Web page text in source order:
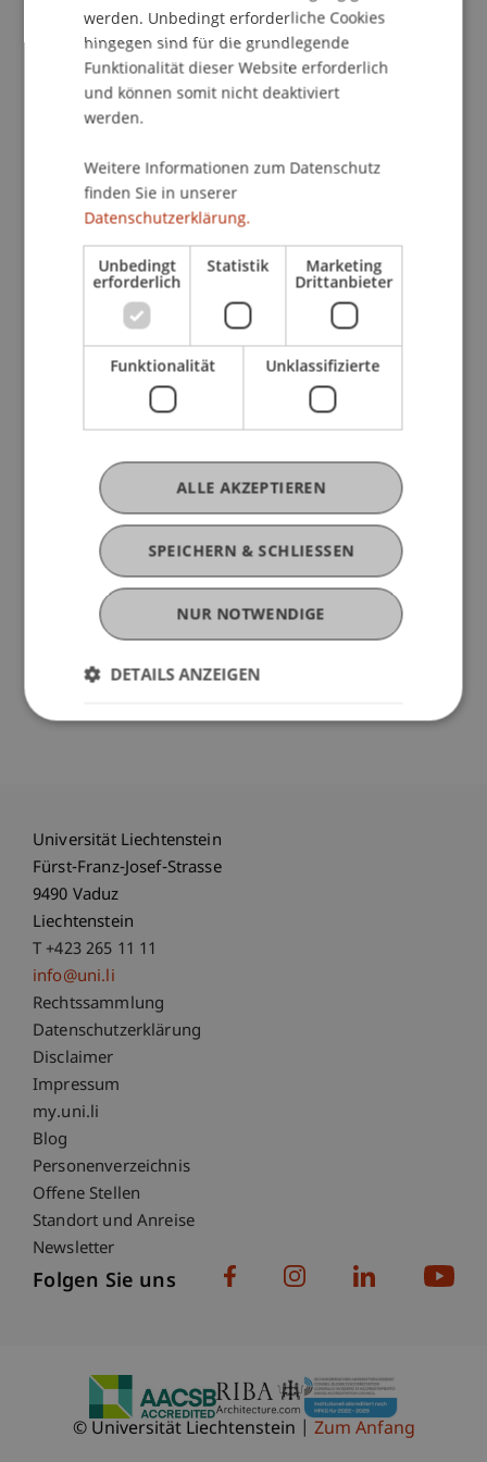
wissenschaftliche Leistungen anzuerkennen und
Studierenden das Wort zu geben.
Wir freuen uns, diesen Anlass mit Ihnen zu feiern
und Sie am Tag der offenen Tür zu begrüssen!
PROGRAMM
Begrüssung: Mag. Markus Jäger, Rektor,
Festrede: Ass.- Prof. Dr. Lindsay Blair Howe,
Institut für Architektur und Raumentwicklung
Verleihung Ehrentitel "Doktorgrad
ehrenhalber (Dr. h.c.)"
Verleihung "Forschungspreis für
Nachwuchsforschende"
Rede der Studierendenvertretung (ULSV)
Schlussworte: Dr. Klaus Tschütscher, LL.M.,
Präsident des Universitätsrats
Im Anschluss
Gemeinsamer Ausklang mit Apéro.
Der Festakt wird musikalisch umrahmt durch das
Duo Ivana Cetkovic (Violine) und Alexandr
Universität Liechtenstein
Fürst-Franz-Josef-Strasse
9490 Vaduz
Liechtenstein
T +423 265 11 11
info@uni.li
Fußzeile Rechtliche Hinweise
Rechtssammlung
Datenschutzerklärung
Disclaimer
Impressum
Fußzeile Subdomain-Verzeichnis
my.uni.li
Blog
Personenverzeichnis
Offene Stellen
Standort und Anreise
Newsletter
Folgen Sie uns
© Universität Liechtenstein Zum Anfang
werden. Unbedingt erforderliche Cookies
hingegen sind für die grundlegende
Funktionalität dieser Website erforderlich
und können somit nicht deaktiviert
werden.
Weitere Informationen zum Datenschutz
finden Sie in unserer
Datenschutzerklärung.
Unbedingt
erforderlich
Statistik Marketing
Drittanbieter
Funktionalität Unklassifizierte
SPEICHERN & SCHLIESSEN
ALLE AKZEPTIEREN
NUR NOTWENDIGE
DETAILS ANZEIGEN